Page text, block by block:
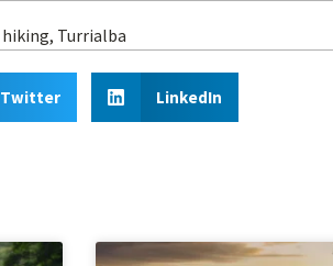
hiking, Turrialba
Twitter LinkedIn